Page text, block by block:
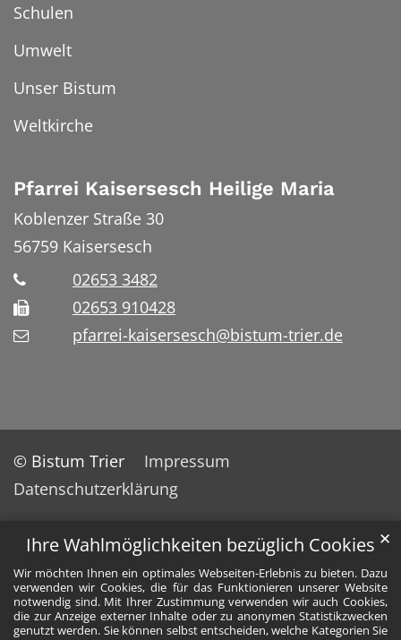
Ihre Wahlmöglichkeiten bezüglich Cookies
Wir möchten Ihnen ein optimales Webseiten-Erlebnis zu bieten. Dazu
verwenden wir Cookies, die für das Funktionieren unserer Website
notwendig sind. Mit Ihrer Zustimmung verwenden wir auch Cookies,
die zur Anzeige externer Inhalte oder zu anonymen Statistikzwecken
genutzt werden. Sie können selbst entscheiden, welche Kategorien Sie
✕
Schulen
Umwelt
Unser Bistum
Weltkirche
Pfarrei Kaisersesch Heilige Maria
Koblenzer Straße 30
56759 Kaisersesch
02653 3482
02653 910428
pfarrei-kaisersesch@bistum-trier.de
© Bistum Trier
Impressum
Datenschutzerklärung